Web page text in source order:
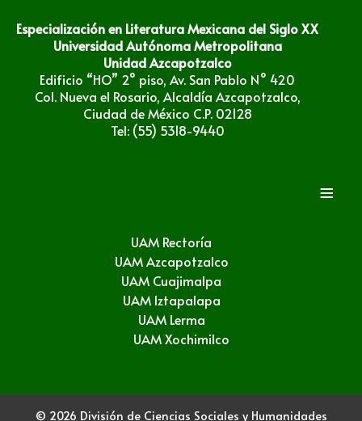
Especialización en Literatura Mexicana del Siglo XX
Universidad Autónoma Metropolitana
Unidad Azcapotzalco
Edificio “HO” 2° piso, Av. San Pablo N° 420
Col. Nueva el Rosario, Alcaldía Azcapotzalco,
Ciudad de México C.P. 02128
Tel: (55) 5318-9440
≡
UAM Rectoría
UAM Azcapotzalco
UAM Cuajimalpa
UAM Iztapalapa
UAM Lerma
UAM Xochimilco
© 2026 División de Ciencias Sociales y Humanidades